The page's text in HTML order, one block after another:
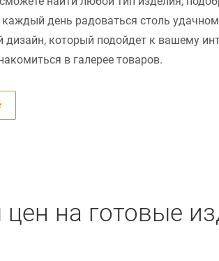
каждый день радоваться столь
дизайн, который подойдет к вашему
в галерее товаров.
на готовые